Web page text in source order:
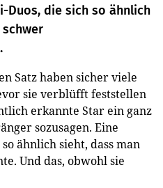
Duos, die sich so ähnlich
Satz haben sicher viele
sie verblüfft feststellen
erkannte Star ein ganz
sozusagen. Eine
ähnlich sieht, dass man
Und das, obwohl sie